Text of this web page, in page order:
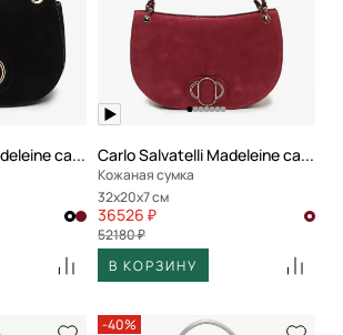
Carlo Salvatelli Madeleine camoscio Carlo Salvatelli Madeleine camoscio
Кожаная сумка
32x20x7 см
36526 ₽
52180 ₽
В КОРЗИНУ
-40%